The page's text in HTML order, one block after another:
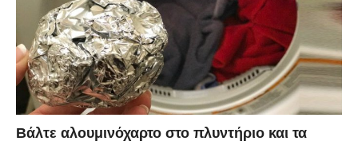
Βάλτε αλουμινόχαρτο στο πλυντήριο και τα